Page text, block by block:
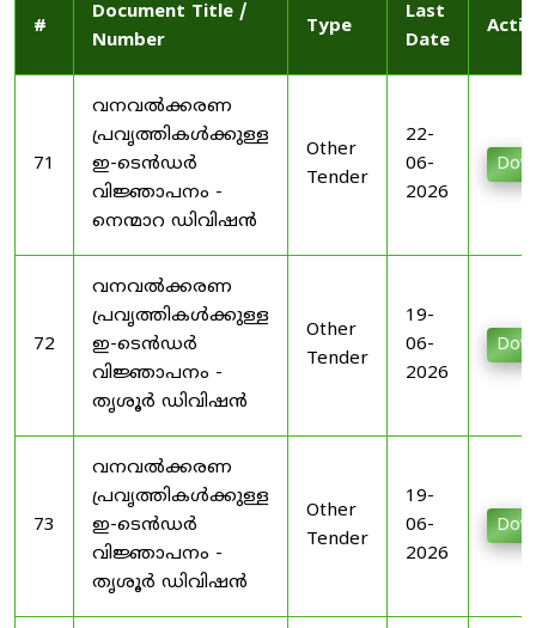
#
Document Title /
Number
Type
Last
Date
71
വനവൽക്കരണ
പ്രവൃത്തികൾക്കുള്ള
ഇ-ടെൻഡർ
വിജ്ഞാപനം -
നെന്മാറ ഡിവിഷൻ
Other
Tender
22-
06-
2026
72
വനവൽക്കരണ
പ്രവൃത്തികൾക്കുള്ള
ഇ-ടെൻഡർ
വിജ്ഞാപനം -
തൃശൂർ ഡിവിഷൻ
Other
Tender
19-
06-
2026
73
വനവൽക്കരണ
പ്രവൃത്തികൾക്കുള്ള
ഇ-ടെൻഡർ
വിജ്ഞാപനം -
തൃശൂർ ഡിവിഷൻ
Other
Tender
19-
06-
2026